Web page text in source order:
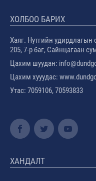
ХОЛБОО БАРИХ
Хаяг. Нутгийн
205, 7-р баг, Сайнцагаан
Цахим шуудан:
Цахим хууудас:
Утас: 7059106, 70593833
ХАНДАЛТ